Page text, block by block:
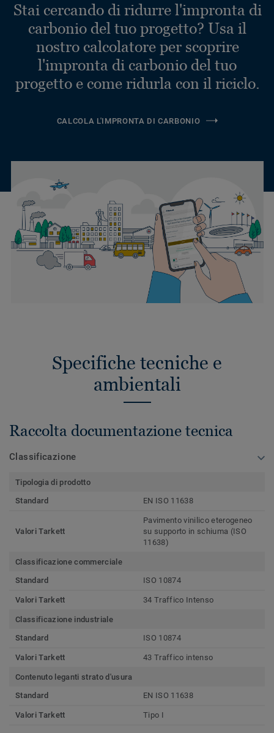
Stai cercando di ridurre l'impronta di
carbonio del tuo progetto? Usa il
nostro calcolatore per scoprire
l'impronta di carbonio del tuo
progetto e come ridurla con il riciclo.
CALCOLA L'IMPRONTA DI CARBONIO
Specifiche tecniche e
ambientali
Raccolta documentazione tecnica
Classificazione
Tipologia di prodotto
Standard
EN ISO 11638
Valori Tarkett
Pavimento vinilico eterogeneo
su supporto in schiuma (ISO
11638)
Classificazione commerciale
Standard
ISO 10874
Valori Tarkett 34 Traffico Intenso
Classificazione industriale
Standard
ISO 10874
Valori Tarkett 43 Traffico intenso
Contenuto leganti strato d'usura
Standard
EN ISO 11638
Valori Tarkett Tipo I